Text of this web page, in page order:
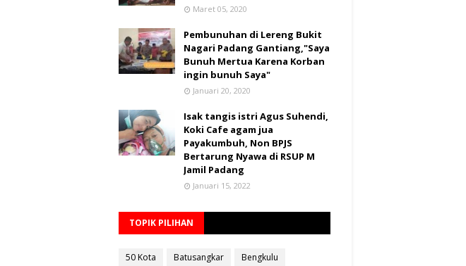
Maret 05, 2020
Pembunuhan di Lereng Bukit
Nagari Padang Gantiang,"Saya
Bunuh Mertua Karena Korban
ingin bunuh Saya"
Januari 20, 2020
Isak tangis istri Agus Suhendi,
Koki Cafe agam jua
Payakumbuh, Non BPJS
Bertarung Nyawa di RSUP M
Jamil Padang
Januari 15, 2022
TOPIK PILIHAN
50 Kota Batusangkar Bengkulu